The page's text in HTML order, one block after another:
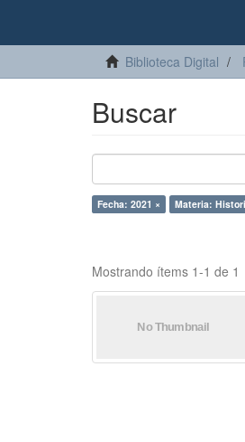
Biblioteca Digital
Buscar
Fecha: 2021 × Materia:
Mostrando ítems 1-1 de 1